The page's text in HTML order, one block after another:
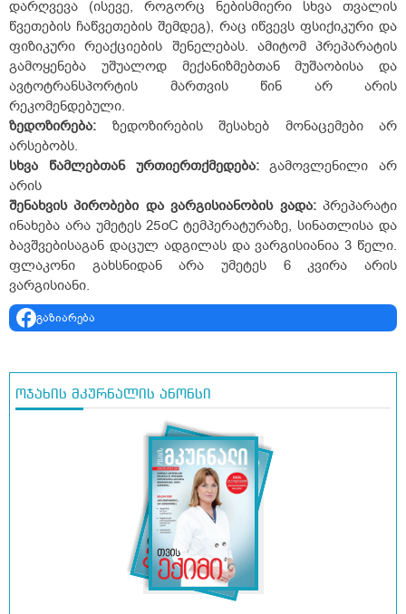
დარღვევა (ისევე, როგორც ნებისმიერი სხვა თვალის
წვეთების ჩაწვეთების შემდეგ), რაც იწვევს ფსიქიკური და
ფიზიკური რეაქციების შენელებას. ამიტომ პრეპარატის
გამოყენება უშუალოდ მექანიზმებთან მუშაობისა და
ავტოტრანსპორტის მართვის წინ არ არის
რეკომენდებული.
ზედოზირება: ზედოზირების შესახებ მონაცემები არ
არსებობს.
სხვა წამლებთან ურთიერთქმედება:გამოვლენილი არ
არის
შენახვის პირობები და ვარგისიანობის ვადა:პრეპარატი
ინახება არა უმეტეს 25oC ტემპერატურაზე, სინათლისა და
ბავშვებისაგან დაცულ ადგილას და ვარგისიანია 3 წელი.
ფლაკონი გახსნიდან არა უმეტეს 6 კვირა არის
ვარგისიანი.
გაზიარება
ოჯახის მკურნალის ანონსი